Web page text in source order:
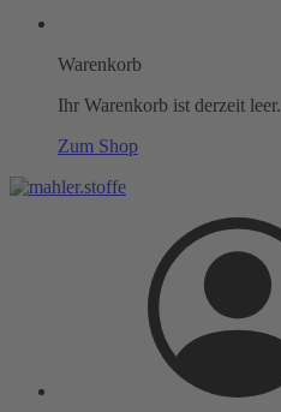
Warenkorb
Ihr Warenkorb ist derzeit leer.
Zum Shop